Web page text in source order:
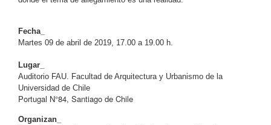
Fecha_
Martes 09 de abril de 2019, 17.00 a 19.00 h.
Lugar_
Auditorio FAU. Facultad de Arquitectura y Urbanismo de la
Universidad de Chile
Portugal N°84, Santiago de Chile
Organizan_